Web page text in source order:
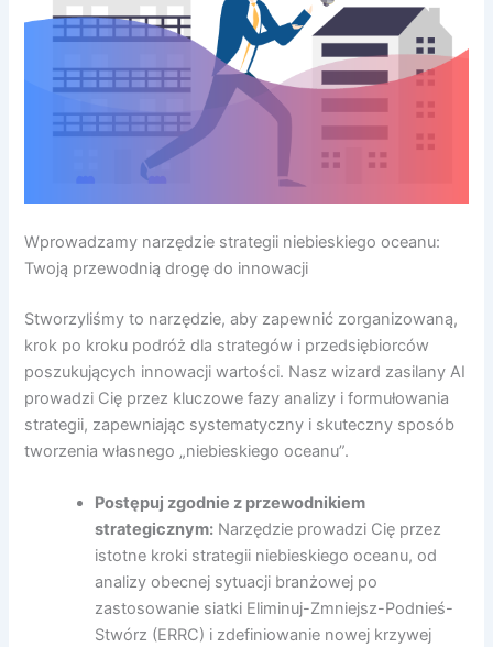
Wprowadzamy narzędzie strategii niebieskiego oceanu:
Twoją przewodnią drogę do innowacji
Stworzyliśmy to narzędzie, aby zapewnić zorganizowaną,
krok po kroku podróż dla strategów i przedsiębiorców
poszukujących innowacji wartości. Nasz wizard zasilany AI
prowadzi Cię przez kluczowe fazy analizy i formułowania
strategii, zapewniając systematyczny i skuteczny sposób
tworzenia własnego „niebieskiego oceanu”.
Postępuj zgodnie z przewodnikiem
strategicznym: Narzędzie prowadzi Cię przez
istotne kroki strategii niebieskiego oceanu, od
analizy obecnej sytuacji branżowej po
zastosowanie siatki Eliminuj-Zmniejsz-Podnieś-
Stwórz (ERRC) i zdefiniowanie nowej krzywej